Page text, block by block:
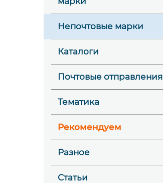
Непочтовые марки
Каталоги
Почтовые отправления
Тематика
Рекомендуем
Разное
Статьи